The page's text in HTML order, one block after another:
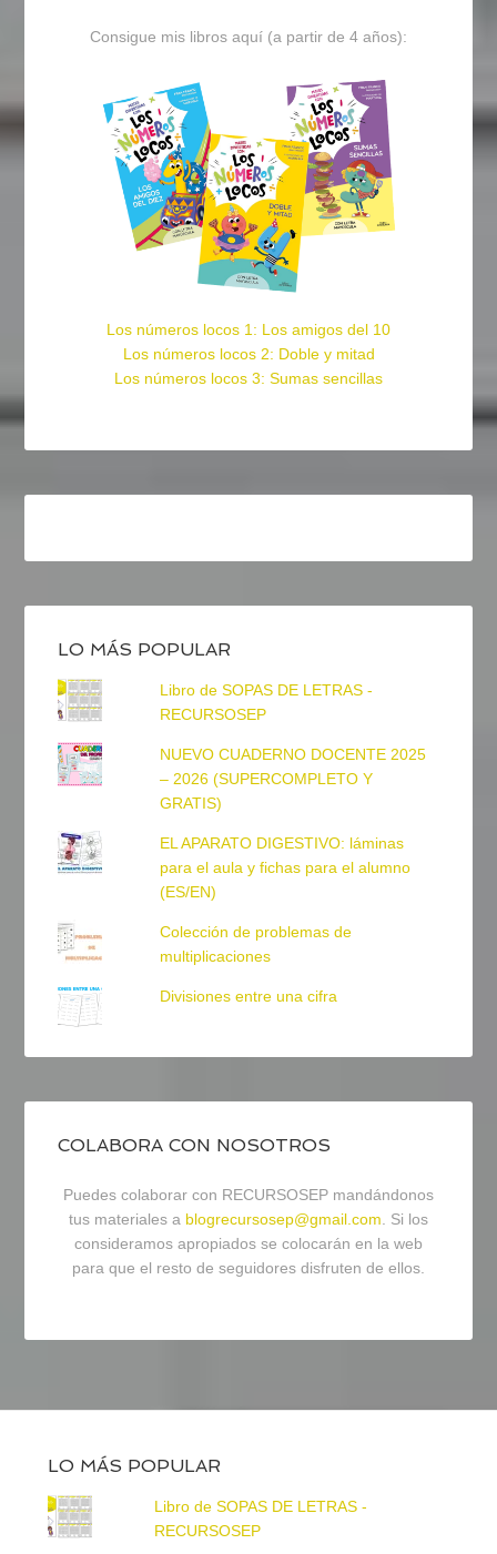
Consigue mis libros aquí (a partir de 4 años):
Los números locos 1: Los amigos del 10
Los números locos 2: Doble y mitad
Los números locos 3: Sumas sencillas
LO MÁS POPULAR
Libro de SOPAS DE LETRAS -
RECURSOSEP
NUEVO CUADERNO DOCENTE 2025
– 2026 (SUPERCOMPLETO Y
GRATIS)
EL APARATO DIGESTIVO: láminas
para el aula y fichas para el alumno
(ES/EN)
Colección de problemas de
multiplicaciones
Divisiones entre una cifra
COLABORA CON NOSOTROS
Puedes colaborar con RECURSOSEP mandándonos
tus materiales a blogrecursosep@gmail.com. Si los
consideramos apropiados se colocarán en la web
para que el resto de seguidores disfruten de ellos.
LO MÁS POPULAR
Libro de SOPAS DE LETRAS -
RECURSOSEP